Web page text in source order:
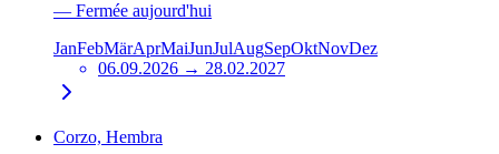
— Fermée aujourd'hui
JanFebMärAprMaiJunJulAugSepOktNovDez
06.09.2026 → 28.02.2027
Corzo, Hembra